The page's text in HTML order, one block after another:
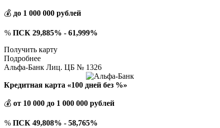
💰 до 1 000 000 рублей
% ПСК 29,885% - 61,999%
Получить карту
Подробнее
Альфа-Банк Лиц. ЦБ № 1326
Кредитная карта «100 дней без %»
💰 от 10 000 до 1 000 000 рублей
% ПСК 49,808% - 58,765%